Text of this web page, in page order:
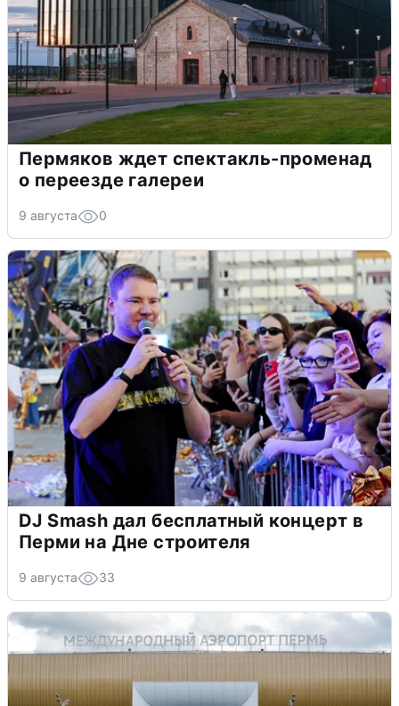
Пермяков ждет спектакль-променад
о переезде галереи
9 августа 0
DJ Smash дал бесплатный концерт в
Перми на Дне строителя
9 августа 33